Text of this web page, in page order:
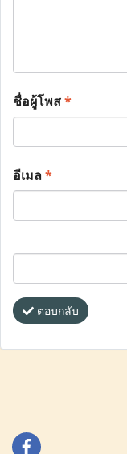
ชื่อผู้โพส*
อีเมล*
ตอบกลับ